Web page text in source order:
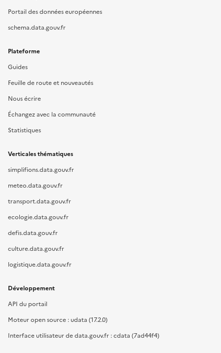
Portail des données européennes
schema.data.gouv.fr
Plateforme
Guides
Feuille de route et nouveautés
Nous écrire
Échangez avec la communauté
Statistiques
Verticales thématiques
simplifions.data.gouv.fr
meteo.data.gouv.fr
transport.data.gouv.fr
ecologie.data.gouv.fr
defis.data.gouv.fr
culture.data.gouv.fr
logistique.data.gouv.fr
Développement
API du portail
Moteur open source : udata (17.2.0)
Interface utilisateur de data.gouv.fr : cdata (7ad44f4)